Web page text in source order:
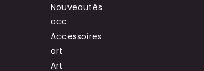
Nouveautés
acc
Accessoires
art
Art